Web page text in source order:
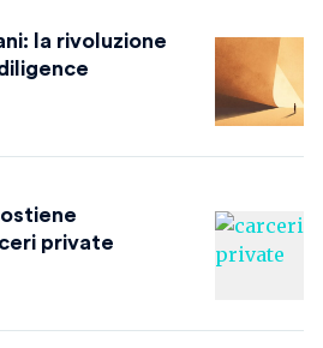
la rivoluzione
private